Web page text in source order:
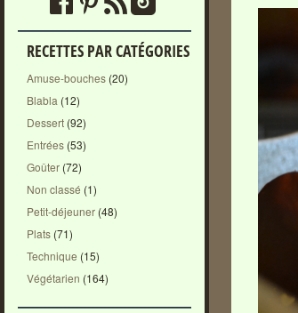
RECETTES PAR CATÉGORIES
Amuse-bouches (20)
Blabla (12)
Dessert (92)
Entrées (53)
Goûter (72)
Non classé (1)
Petit-déjeuner (48)
Plats (71)
Technique (15)
Végétarien (164)